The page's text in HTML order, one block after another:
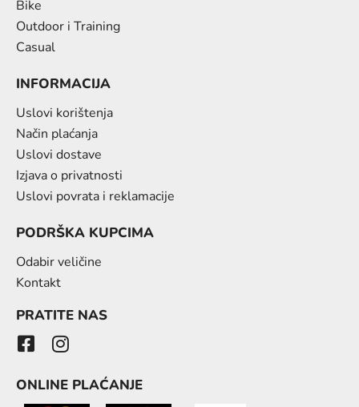
Bike
Outdoor i Training
Casual
INFORMACIJA
Uslovi korištenja
Način plaćanja
Uslovi dostave
Izjava o privatnosti
Uslovi povrata i reklamacije
PODRŠKA KUPCIMA
Odabir veličine
Kontakt
PRATITE NAS
ONLINE PLAĆANJE